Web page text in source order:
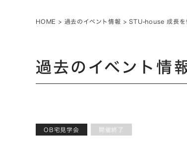
HOME > 過去のイベント情報 >STU-house 成長を
過去のイベント情
OB宅見学会 開催終了